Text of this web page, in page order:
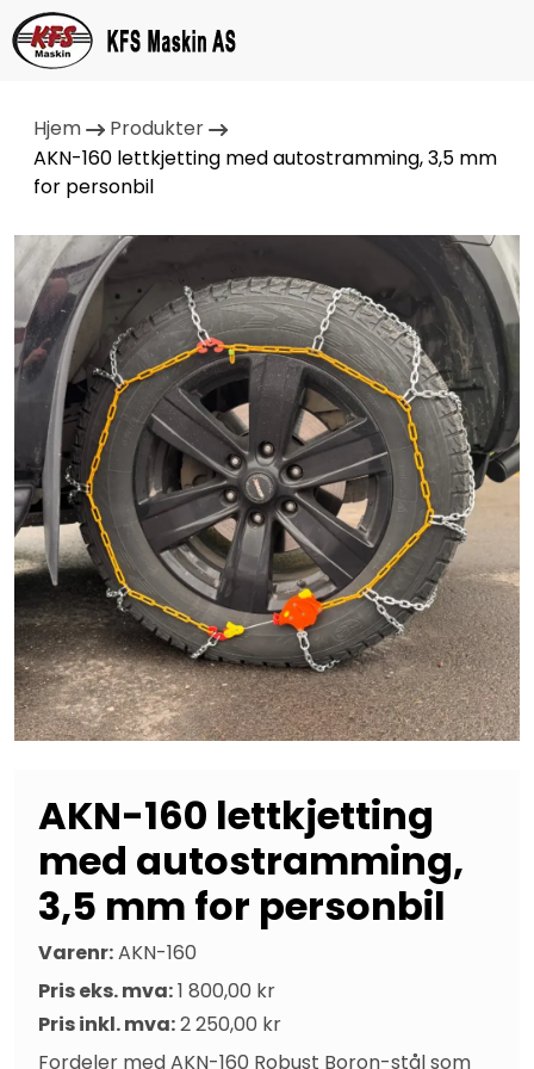
Hjem
Produkter
AKN-160 lettkjetting med autostramming, 3,5 mm
for personbil
AKN-160 lettkjetting
med autostramming,
3,5 mm for personbil
Varenr:AKN-160
Pris eks. mva:1 800,00 kr
Pris inkl. mva:2 250,00 kr
Fordeler med AKN-160 Robust Boron-stål som